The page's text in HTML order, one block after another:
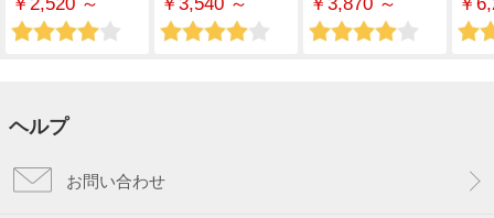
ヘルプ
お問い合わせ